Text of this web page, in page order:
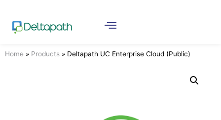
Home » Products » Deltapath UC Enterprise Cloud (Public)